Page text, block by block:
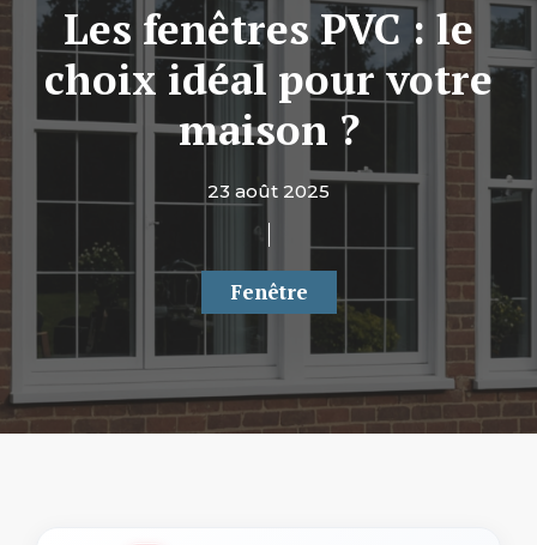
Les fenêtres PVC : le
choix idéal pour votre
maison ?
23 août 2025
Fenêtre